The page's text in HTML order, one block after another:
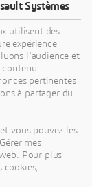
Systèmes
utilisent des
expérience
l'audience et
contenu
pertinentes
à partager du
vous pouvez les
mes
Pour plus
cookies,